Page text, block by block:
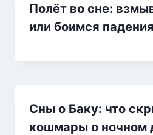
Полёт во сне:
или боимся
Сны о Баку: что
кошмары о ночном